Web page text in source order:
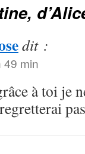
dit :
49 min
à toi je